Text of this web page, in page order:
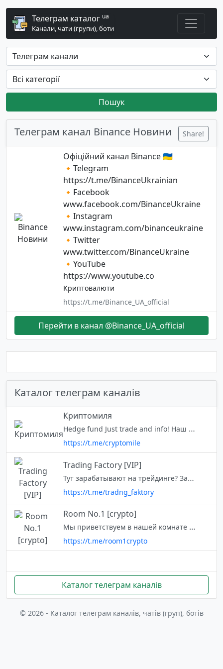
Телеграм каталог ua
Канали, чати (групи), боти
Пошук
Телеграм канал Binance Новини Share!
Офіційний канал Binance 🇺🇦
🔸Telegram
https://t.me/BinanceUkrainian
🔸Facebook
www.facebook.com/BinanceUkraine
🔸Instagram
www.instagram.com/binanceukraine
🔸Twitter
www.twitter.com/BinanceUkraine
🔸YouTube
https://www.youtube.co
Криптовалюти
https://t.me/Binance_UA_official
Перейти в канал @Binance_UA_official
Каталог телеграм каналів
Криптомиля
Hedge fund Just trade and info! Наш Twitter - https://mobile.twitter.com/cryptomilya
https://t.me/cryptomile
Trading Factory [VIP]
Тут зарабатывают на трейдинге? Задать вопрос: @facto_adm
https://t.me/tradng_faktory
Room No.1 [crypto]
Мы приветствуем в нашей комнате всех, кто интересуется проектами в сфере блокчейн технологий, готов развиваться и приобретать новый опыт, становиться частью команды. P.S. Вкладывайте своё время, желание, НЕ деньги. Ссылка на
https://t.me/room1crypto
Каталог телеграм каналів
© 2026 - Каталог телеграм каналів, чатів (груп), ботів